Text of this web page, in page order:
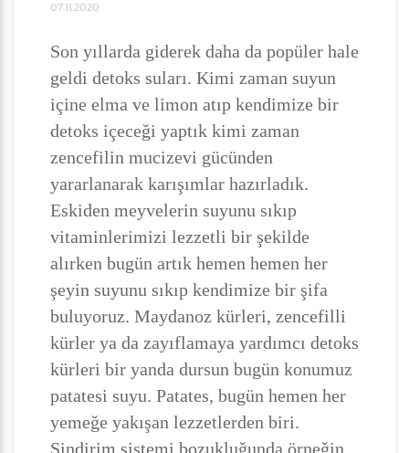
07.11.2020
Son yıllarda giderek daha da popüler hale
geldi detoks suları. Kimi zaman suyun
içine elma ve limon atıp kendimize bir
detoks içeceği yaptık kimi zaman
zencefilin mucizevi gücünden
yararlanarak karışımlar hazırladık.
Eskiden meyvelerin suyunu sıkıp
vitaminlerimizi lezzetli bir şekilde
alırken bugün artık hemen hemen her
şeyin suyunu sıkıp kendimize bir şifa
buluyoruz. Maydanoz kürleri, zencefilli
kürler ya da zayıflamaya yardımcı detoks
kürleri bir yanda dursun bugün konumuz
patatesi suyu. Patates, bugün hemen her
yemeğe yakışan lezzetlerden biri.
Sindirim sistemi bozukluğunda örneğin